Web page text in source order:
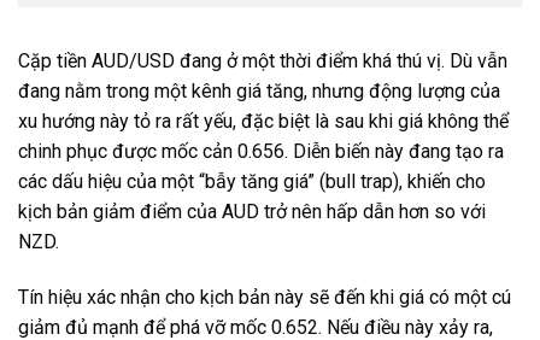
Cặp tiền AUD/USD đang ở một thời điểm khá thú vị. Dù vẫn
đang nằm trong một kênh giá tăng, nhưng động lượng của
xu hướng này tỏ ra rất yếu, đặc biệt là sau khi giá không thể
chinh phục được mốc cản 0.656. Diễn biến này đang tạo ra
các dấu hiệu của một “bẫy tăng giá” (bull trap), khiến cho
kịch bản giảm điểm của AUD trở nên hấp dẫn hơn so với
NZD.
Tín hiệu xác nhận cho kịch bản này sẽ đến khi giá có một cú
giảm đủ mạnh để phá vỡ mốc 0.652. Nếu điều này xảy ra,